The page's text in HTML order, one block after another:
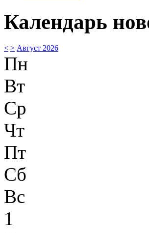
Календарь
< > Август 2026
Пн
Вт
Ср
Чт
Пт
Сб
Вс
1